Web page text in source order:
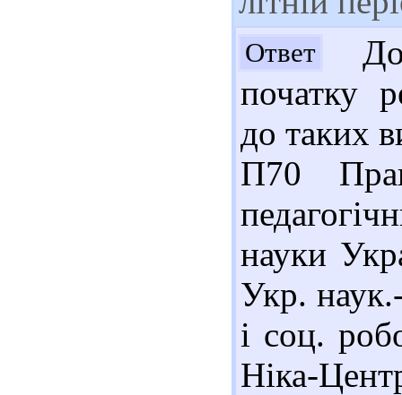
Ответ
початку
до таких
П70
науки
Укр.
і соц.
Ніка-